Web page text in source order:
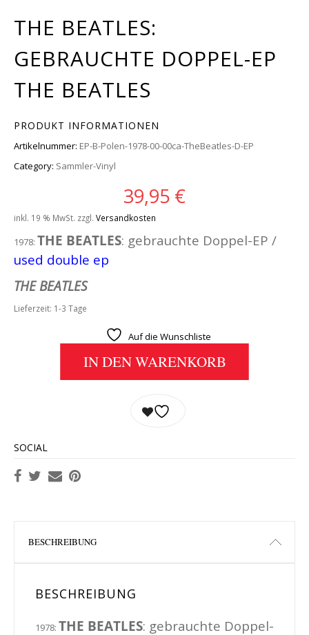
THE BEATLES:
GEBRAUCHTE DOPPEL-EP
THE BEATLES
PRODUKT INFORMATIONEN
Artikelnummer: EP-B-Polen-1978-00-00ca-TheBeatles-D-EP
Category: Sammler-Vinyl
39,95 €
inkl. 19 % MwSt. zzgl. Versandkosten
1978: THE BEATLES: gebrauchte Doppel-EP /
used double ep
THE BEATLES
Lieferzeit: 1-3 Tage
Auf die Wunschliste
IN DEN WARENKORB
SOCIAL
BESCHREIBUNG
BESCHREIBUNG
1978: THE BEATLES: gebrauchte Doppel-